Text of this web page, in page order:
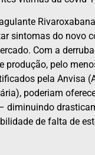
sintomas do novo
Com a
produção, pelo
pela Anvisa
poderiam
diminuindo
de falta de